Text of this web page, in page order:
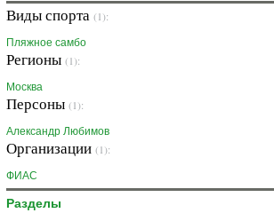
Виды спорта (1):
Пляжное самбо
Регионы (1):
Москва
Персоны (1):
Александр Любимов
Организации (1):
ФИАС
Разделы